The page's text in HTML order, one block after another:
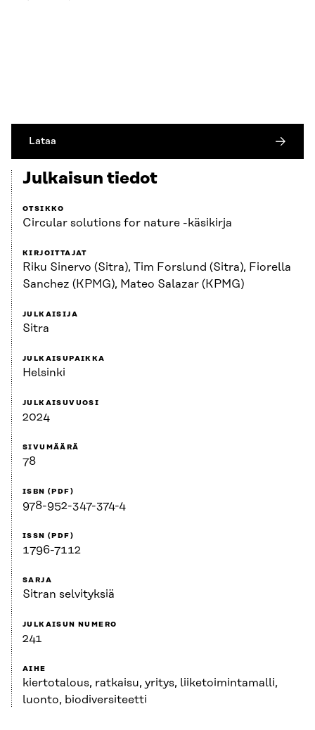
Lataa
Julkaisun tiedot
OTSIKKO
Circular solutions for nature -käsikirja
KIRJOITTAJAT
Riku Sinervo (Sitra), Tim Forslund (Sitra), Fiorella
Sanchez (KPMG), Mateo Salazar (KPMG)
JULKAISIJA
Sitra
JULKAISUPAIKKA
Helsinki
JULKAISUVUOSI
2024
SIVUMÄÄRÄ
78
ISBN (PDF)
978-952-347-374-4
ISSN (PDF)
1796-7112
SARJA
Sitran selvityksiä
JULKAISUN NUMERO
241
AIHE
kiertotalous, ratkaisu, yritys, liiketoimintamalli,
luonto, biodiversiteetti